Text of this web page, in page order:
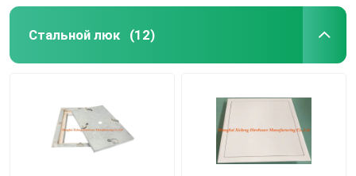
Стальной люк (12)